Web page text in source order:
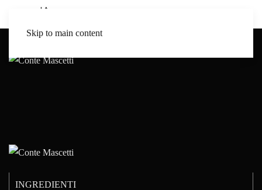
Skip to main content
INGREDIENTI